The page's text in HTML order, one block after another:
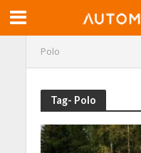
Polo
Tag- Polo